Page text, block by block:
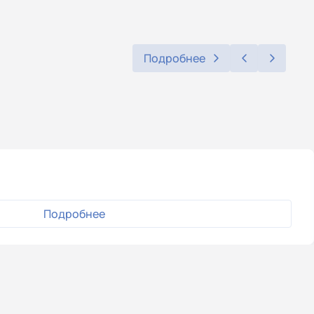
Подробнее
Подробнее